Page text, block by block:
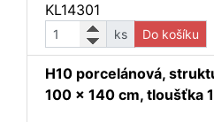
KL14301
ks Do košíku
H10 porcelánová,
100 x 140 cm, tloušťka